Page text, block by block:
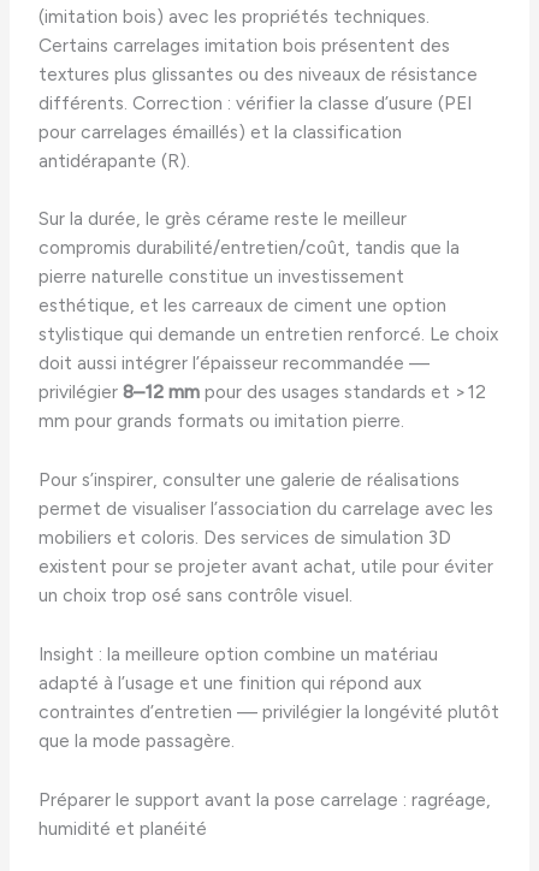
(imitation bois) avec les propriétés techniques.
Certains carrelages imitation bois présentent des
textures plus glissantes ou des niveaux de résistance
différents. Correction : vérifier la classe d’usure (PEI
pour carrelages émaillés) et la classification
antidérapante (R).
Sur la durée, le grès cérame reste le meilleur
compromis durabilité/entretien/coût, tandis que la
pierre naturelle constitue un investissement
esthétique, et les carreaux de ciment une option
stylistique qui demande un entretien renforcé. Le choix
doit aussi intégrer l’épaisseur recommandée —
privilégier8–12 mm pour des usages standards et >12
mm pour grands formats ou imitation pierre.
Pour s’inspirer, consulter une galerie de réalisations
permet de visualiser l’association du carrelage avec les
mobiliers et coloris. Des services de simulation 3D
existent pour se projeter avant achat, utile pour éviter
un choix trop osé sans contrôle visuel.
Insight : la meilleure option combine un matériau
adapté à l’usage et une finition qui répond aux
contraintes d’entretien — privilégier la longévité plutôt
que la mode passagère.
Préparer le support avant la pose carrelage : ragréage,
humidité et planéité